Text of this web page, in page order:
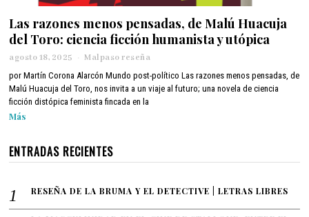
Las razones menos pensadas, de Malú Huacuja
del Toro: ciencia ficción humanista y utópica
agosto 18, 2025
s
t
8
,
2
5
Malpaso reseña
por Martín Corona Alarcón Mundo post-político Las razones menos pensadas, de
Malú Huacuja del Toro, nos invita a un viaje al futuro; una novela de ciencia
ficción distópica feminista fincada en la
Más
ENTRADAS RECIENTES
RESEÑA DE LA BRUMA Y EL DETECTIVE | LETRAS LIBRES